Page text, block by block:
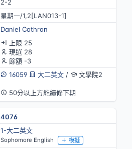
2-2
星期一/1,2[LAN013-1]
Daniel Cothran
上限 25
現選 28
餘額 -3
16059
大二英文/ 文學院2
50分以上方能續修下期
4076
1-大二英文
Sophomore English 模擬